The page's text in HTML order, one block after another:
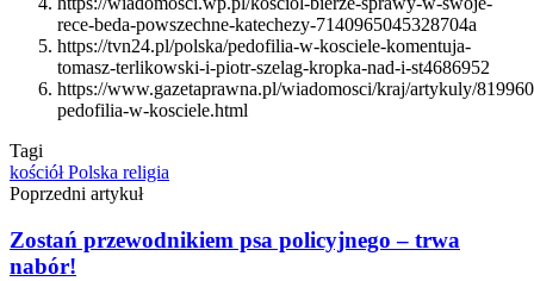
rece-beda-powszechne-katechezy-7140965045328704a
https://tvn24.pl/polska/pedofilia-w-kosciele-komentuja-
tomasz-terlikowski-i-piotr-szelag-kropka-nad-i-st4686952
https://www.gazetaprawna.pl/wiadomosci/kraj/artykuly/
pedofilia-w-kosciele.html
Tagi
kościółPolska religia
Poprzedni artykuł
Zostań przewodnikiem psa policyjnego – trwa
nabór!